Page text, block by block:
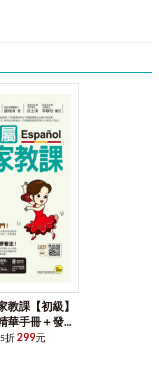
章節內出現過的發音、字
學習記憶。章節最後再附上
收程度，學習成效看得見！
或是於App商城搜尋「Youtor
即可。
了要聽隨書附贈的音檔，總是要
電腦，又或是轉存到手機來使
此種學習上的不方便，但是一支
各家點讀筆又不相容，CP值真的
種困擾，特別領先全球開發了
希望這個輔助學習的工具，能讓
教課【初級】
華手冊＋發音
App」內含VRP
折 299元